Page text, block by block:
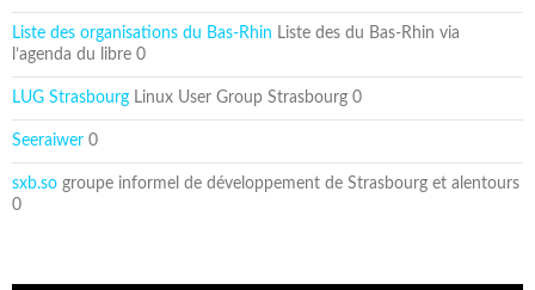
Liste des organisations du Bas-Rhin Liste des du Bas-Rhin via
l’agenda du libre 0
LUG Strasbourg Linux User Group Strasbourg 0
Seeraiwer 0
sxb.so groupe informel de développement de Strasbourg et alentours
0